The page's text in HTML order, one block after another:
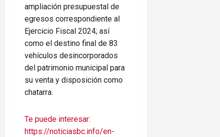
ampliación presupuestal de
egresos correspondiente al
Ejercicio Fiscal 2024; así
como el destino final de 83
vehículos desincorporados
del patrimonio municipal para
su venta y disposición como
chatarra.
Te puede interesar:
https://noticiasbc.info/en-